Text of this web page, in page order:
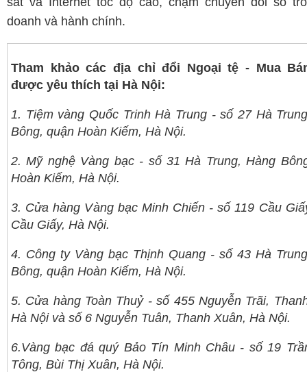
doanh và hành chính.
Tham khảo các địa chỉ đổi Ngoại tệ - Mua
được yêu thích tại Hà Nội:
1. Tiệm vàng Quốc Trinh Hà Trung - số 27 Hà
Bông, quận Hoàn Kiếm, Hà Nội.
2. Mỹ nghệ Vàng bạc - số 31 Hà Trung, Hàng
Hoàn Kiếm, Hà Nội.
3. Cửa hàng Vàng bạc Minh Chiến - số 119 Cầu
Cầu Giấy, Hà Nội.
4. Công ty Vàng bạc Thịnh Quang - số 43 Hà
Bông, quận Hoàn Kiếm, Hà Nội.
5. Cửa hàng Toàn Thuỷ - số 455 Nguyễn Trãi,
Hà Nội và số 6 Nguyễn Tuân, Thanh Xuân, Hà Nội.
6.Vàng bạc đá quý Bảo Tín Minh Châu - số 19
Tông, Bùi Thị Xuân, Hà Nội.